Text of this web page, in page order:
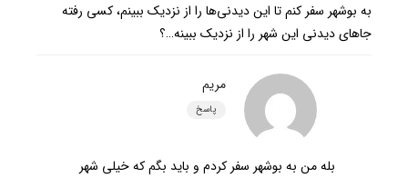
به بوشهر سفر کنم تا این دیدنی‌ها را از نزدیک ببینم، کسی رفته
جاهای دیدنی این شهر را از نزدیک ببینه…؟
مریم
پاسخ
بله من به بوشهر سفر کردم و باید بگم که خیلی شهر